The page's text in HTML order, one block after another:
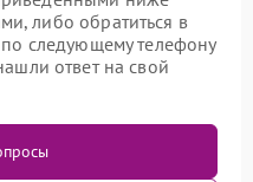
либо обратиться в
следующему телефону
ответ на свой